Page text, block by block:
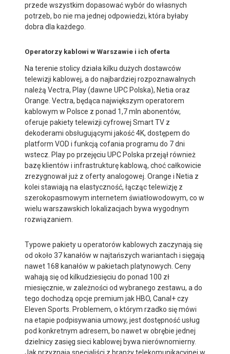
przede wszystkim dopasować wybór do własnych
potrzeb, bo nie ma jednej odpowiedzi, która byłaby
dobra dla każdego.
Operatorzy kablowi w Warszawie i ich oferta
Na terenie stolicy działa kilku dużych dostawców
telewizji kablowej, a do najbardziej rozpoznawalnych
należą Vectra, Play (dawne UPC Polska), Netia oraz
Orange. Vectra, będąca największym operatorem
kablowym w Polsce z ponad 1,7 mln abonentów,
oferuje pakiety telewizji cyfrowej Smart TV z
dekoderami obsługującymi jakość 4K, dostępem do
platform VOD i funkcją cofania programu do 7 dni
wstecz. Play po przejęciu UPC Polska przejął również
bazę klientów i infrastrukturę kablową, choć całkowicie
zrezygnował już z oferty analogowej. Orange i Netia z
kolei stawiają na elastyczność, łącząc telewizję z
szerokopasmowym internetem światłowodowym, co w
wielu warszawskich lokalizacjach bywa wygodnym
rozwiązaniem.
Typowe pakiety u operatorów kablowych zaczynają się
od około 37 kanałów w najtańszych wariantach i sięgają
nawet 168 kanałów w pakietach platynowych. Ceny
wahają się od kilkudziesięciu do ponad 100 zł
miesięcznie, w zależności od wybranego zestawu, a do
tego dochodzą opcje premium jak HBO, Canal+ czy
Eleven Sports. Problemem, o którym rzadko się mówi
na etapie podpisywania umowy, jest dostępność usług
pod konkretnym adresem, bo nawet w obrębie jednej
dzielnicy zasięg sieci kablowej bywa nierównomierny.